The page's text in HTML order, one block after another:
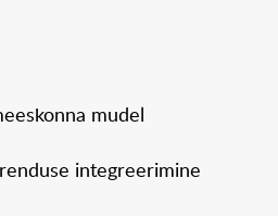
mudel
integreerimine